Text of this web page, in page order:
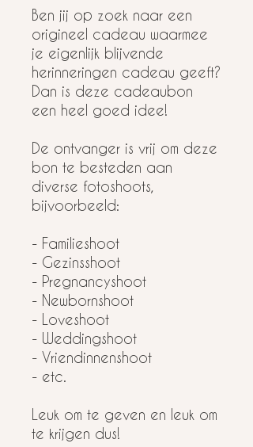
Ben jij op zoek naar een
origineel cadeau waarmee
je eigenlijk blijvende
herinneringen cadeau geeft?
Dan is deze cadeaubon
een heel goed idee!
De ontvanger is vrij om deze
bon te besteden aan
diverse fotoshoots,
bijvoorbeeld:
- Familieshoot
- Gezinsshoot
- Pregnancyshoot
- Newbornshoot
- Loveshoot
- Weddingshoot
- Vriendinnenshoot
- etc.
Leuk om te geven en leuk om
te krijgen dus!